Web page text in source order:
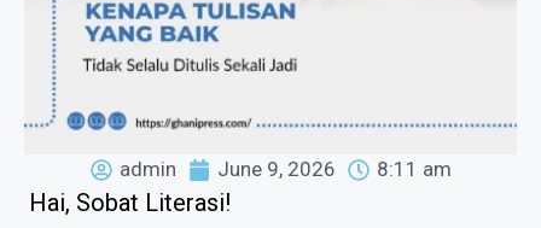
admin June 9, 2026 8:11 am
Hai, Sobat Literasi!